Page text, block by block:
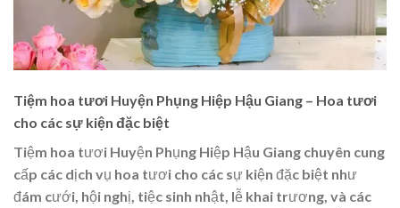
Tiệm hoa tươi Huyện Phụng Hiệp Hậu Giang – Hoa tươi
cho các sự kiện đặc biệt
Tiệm hoa tươi Huyện Phụng Hiệp Hậu Giang chuyên cung
cấp các dịch vụ hoa tươi cho các sự kiện đặc biệt như
đám cưới, hội nghị, tiệc sinh nhật, lễ khai trương, và các